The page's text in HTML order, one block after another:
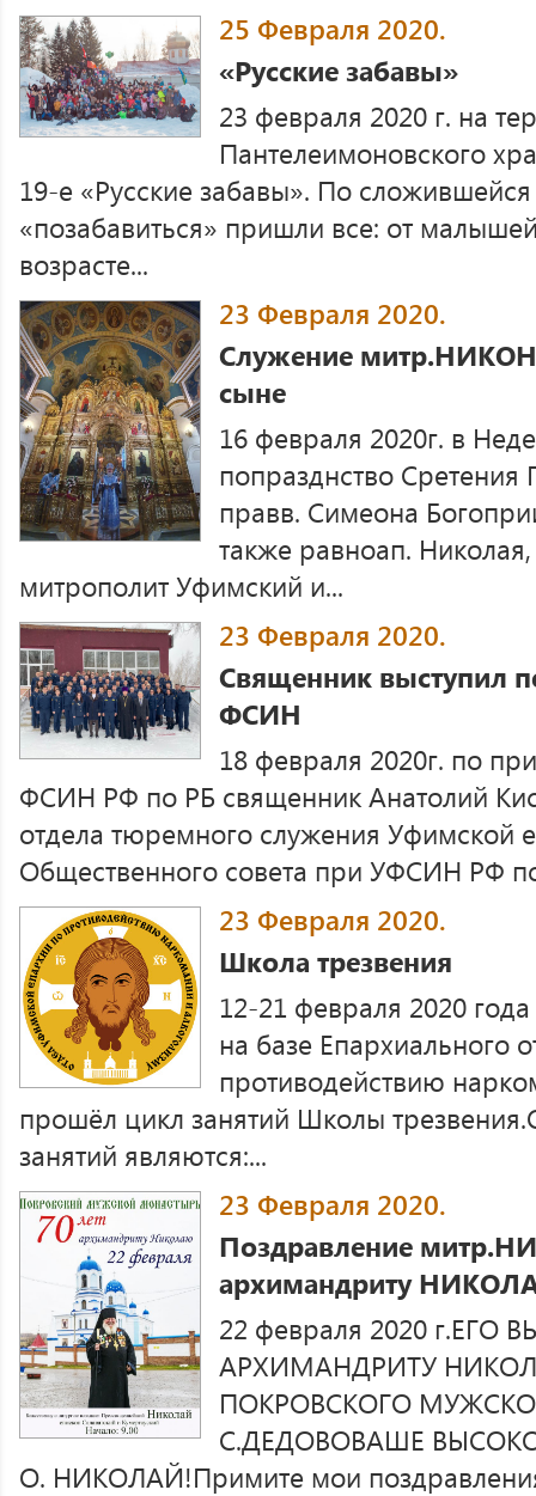
25 Февраля 2020.
«Русские забавы»
23 февраля 2020 г. на
Пантелеимоновского
19-е «Русские забавы». По
«позабавиться» пришли все: от
возрасте...
23 Февраля 2020.
Служение
сыне
16 февраля 2020г. в
попразднство Сретения
правв. Симеона
также равноап.
митрополит Уфимский и...
23 Февраля 2020.
Священник выступил
ФСИН
18 февраля 2020г. по
ФСИН РФ по РБ священник Анатолий
отдела тюремного служения Уфимской
Общественного совета при УФСИН РФ
23 Февраля 2020.
Школа трезвения
12-21 февраля 2020
на базе Епархиального
противодействию
прошёл цикл занятий Школы
занятий являются:...
23 Февраля 2020.
Поздравление
архимандриту
22 февраля 2020
АРХИМАНДРИТУ
ПОКРОВСКОГО
С.ДЕДОВОВАШЕ
О. НИКОЛАЙ!Примите мои